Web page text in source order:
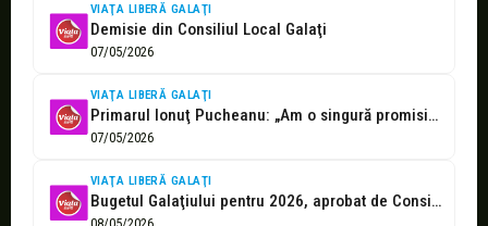
VIAŢA LIBERĂ GALAŢI
Demisie din Consiliul Local Galaţi
07/05/2026
VIAŢA LIBERĂ GALAŢI
Primarul Ionuţ Pucheanu: „Am o singură promisiune electorală la care nu m-am...
07/05/2026
VIAŢA LIBERĂ GALAŢI
Bugetul Galaţiului pentru 2026, aprobat de Consiliul Local